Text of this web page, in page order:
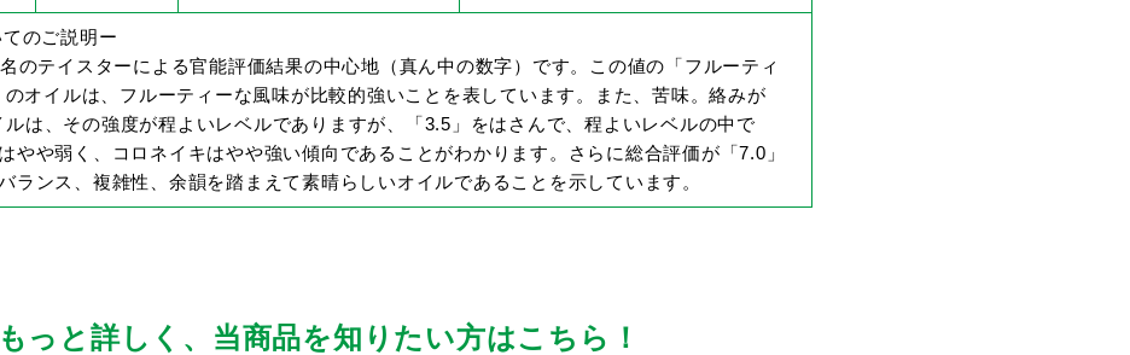
のご説明ー
のテイスターによる官能評価結果の中心地（真ん中の数字）です。この値の「フルーティ
のオイルは、フルーティーな風味が比較的強いことを表しています。また、苦味。絡みが
ルは、その強度が程よいレベルでありますが、「3.5」をはさんで、程よいレベルの中で
やや弱く、コロネイキはやや強い傾向であることがわかります。さらに総合評価が「7.0」
ランス、複雑性、余韻を踏まえて素晴らしいオイルであることを示しています。
もっと詳しく、 当商品を知りたい方はこちら！